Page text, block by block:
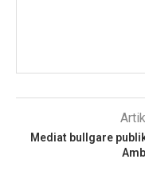
Mediat bullgare